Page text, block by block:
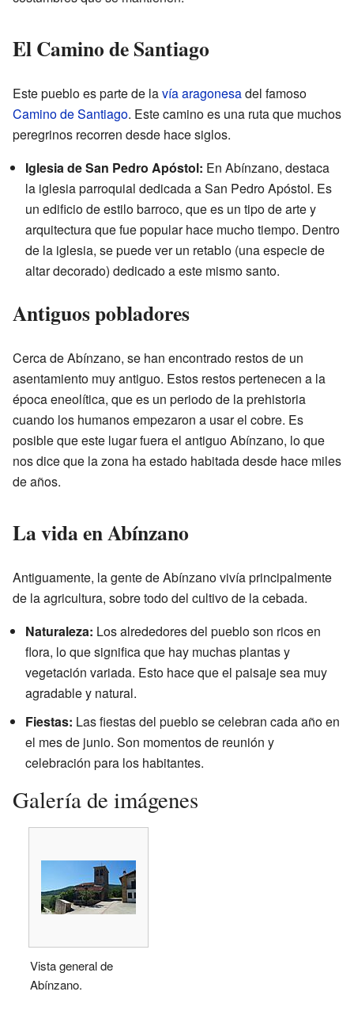
El Camino de Santiago
Este pueblo es parte de lavía aragonesadel famoso
Camino de Santiago. Este camino es una ruta que muchos
peregrinos recorren desde hace siglos.
Iglesia de San Pedro Apóstol: En Abínzano, destaca
la iglesia parroquial dedicada a San Pedro Apóstol. Es
un edificio de estilo barroco, que es un tipo de arte y
arquitectura que fue popular hace mucho tiempo. Dentro
de la iglesia, se puede ver un retablo (una especie de
altar decorado) dedicado a este mismo santo.
Antiguos pobladores
Cerca de Abínzano, se han encontrado restos de un
asentamiento muy antiguo. Estos restos pertenecen a la
época eneolítica, que es un periodo de la prehistoria
cuando los humanos empezaron a usar el cobre. Es
posible que este lugar fuera el antiguo Abínzano, lo que
nos dice que la zona ha estado habitada desde hace miles
de años.
La vida en Abínzano
Antiguamente, la gente de Abínzano vivía principalmente
de la agricultura, sobre todo del cultivo de la cebada.
Naturaleza: Los alrededores del pueblo son ricos en
flora, lo que significa que hay muchas plantas y
vegetación variada. Esto hace que el paisaje sea muy
agradable y natural.
Fiestas: Las fiestas del pueblo se celebran cada año en
el mes de junio. Son momentos de reunión y
celebración para los habitantes.
Galería de imágenes
Vista general de
Abínzano.